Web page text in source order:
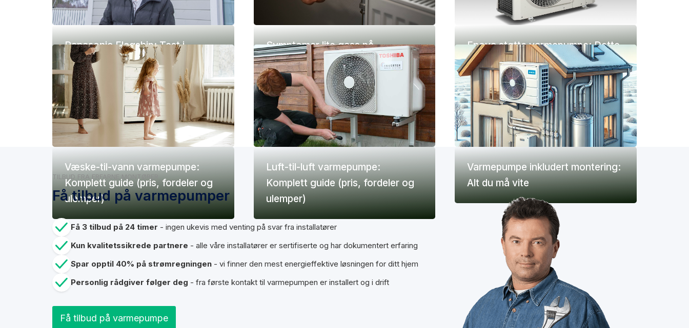
Panasonic Flagship: Test i
ekstremkulde (-42 °C)
Symptomer lite gass på
varmepumpe
Enova støtte varmepumpe: Dette
får du i 2026
Væske-til-vann varmepumpe:
Komplett guide (pris, fordeler og
ulemper)
Luft-til-luft varmepumpe:
Komplett guide (pris, fordeler og
ulemper)
Varmepumpe inkludert montering:
Alt du må vite
TILBUD FRA ERFARNE MONTØRER
Få tilbud på varmepumper
Få 3 tilbud på 24 timer - ingen ukevis med venting på svar fra installatører
Kun kvalitetssikrede partnere - alle våre installatører er sertifiserte og har dokumentert erfaring
Spar opptil 40% på strømregningen - vi finner den mest energieffektive løsningen for ditt hjem
Personlig rådgiver følger deg - fra første kontakt til varmepumpen er installert og i drift
Få tilbud på varmepumpe